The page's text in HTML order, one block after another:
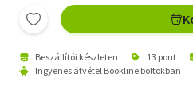
Beszállítói készleten 13 pont
Ingyenes átvétel Bookline boltokban